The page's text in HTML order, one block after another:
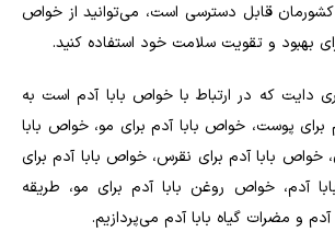
قابل دسترسی است، می‌توانید از خواص
بهبود و تقویت سلامت خود استفاده کنید.
دایت که در ارتباط با خواص بابا آدم است به
برای پوست، خواص بابا آدم برای مو، خواص بابا
خواص بابا آدم برای نقرس، خواص بابا آدم برای
آدم، خواص روغن بابا آدم برای مو، طریقه
و مضرات گیاه بابا آدم می‌پردازیم.